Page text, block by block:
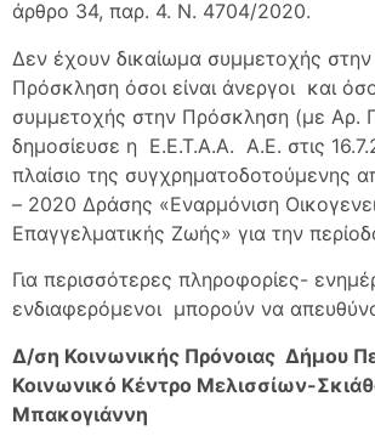
άρθρο 34, παρ. 4. Ν. 4704/2020.
Δεν έχουν δικαίωμα συμμετοχής
Πρόσκληση όσοι είναι άνεργοι και
συμμετοχής στην Πρόσκληση (με Αρ.
δημοσίευσε η Ε.Ε.Τ.Α.Α. Α.Ε. στις
πλαίσιο της συγχρηματοδοτούμενης
– 2020 Δράσης «Εναρμόνιση
Επαγγελματικής Ζωής» για την
Για περισσότερες πληροφορίες-
ενδιαφερόμενοι μπορούν να
Δ/ση Κοινωνικής Πρόνοιας Δήμου
Κοινωνικό Κέντρο Μελισσίων-
Μπακογιάννη